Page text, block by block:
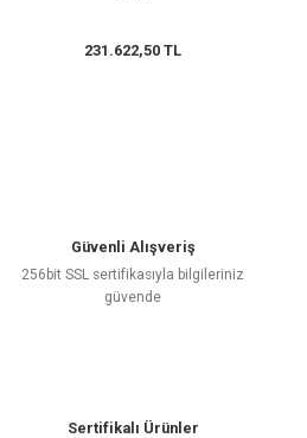
231.622,50 TL
Güvenli Alışveriş
256bit SSL sertifikasıyla bilgileriniz
güvende
Sertifikalı Ürünler